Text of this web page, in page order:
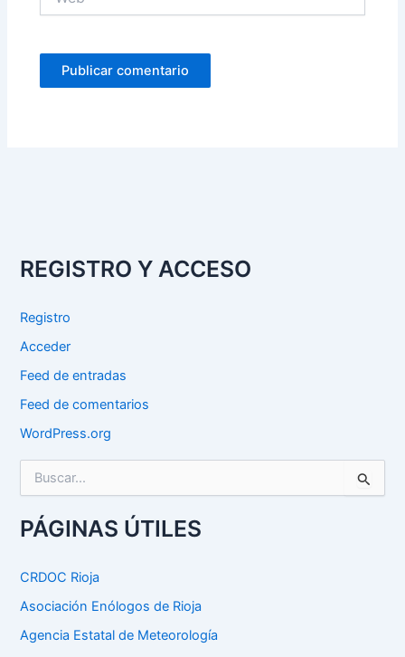
REGISTRO Y ACCESO
Registro
Acceder
Feed de entradas
Feed de comentarios
WordPress.org
c
a
p
r
:
PÁGINAS ÚTILES
CRDOC Rioja
Asociación Enólogos de Rioja
Agencia Estatal de Meteorología